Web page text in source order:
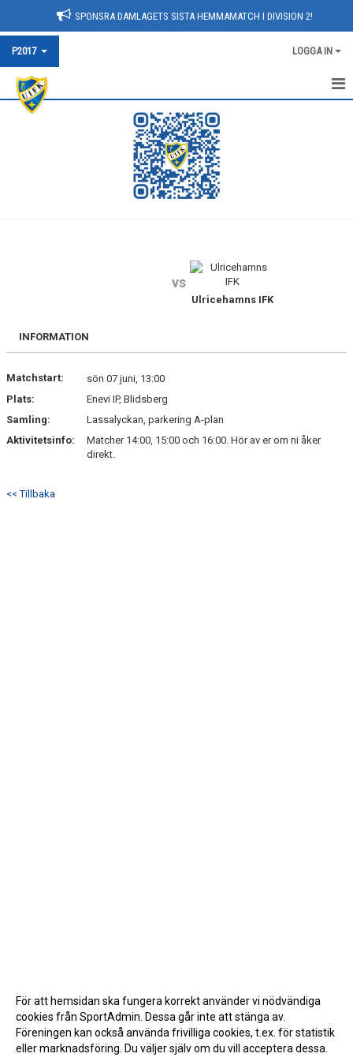
SPONSRA DAMLAGETS SISTA HEMMAMATCH I DIVISION 2!
P2017 LOGGA IN
HEM
KONTAKT
vs
Ulricehamns IFK
INFORMATION
Matchstart:
sön 07 juni, 13:00
Plats:
Enevi IP, Blidsberg
Samling:
Lassalyckan, parkering A-plan
Aktivitetsinfo:
Matcher 14:00, 15:00 och 16:00. Hör av er om ni åker
direkt.
<< Tillbaka
För att hemsidan ska fungera korrekt använder vi nödvändiga
cookies från SportAdmin. Dessa går inte att stänga av.
Föreningen kan också använda frivilliga cookies, t.ex. för statistik
eller marknadsföring. Du väljer själv om du vill acceptera dessa.